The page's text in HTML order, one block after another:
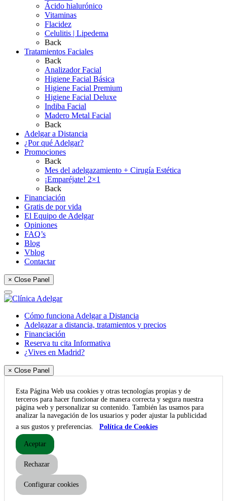
Ácido hialurónico
Vitaminas
Flacidez
Celulitis | Lipedema
Back
Tratamientos Faciales
Back
Analizador Facial
Higiene Facial Básica
Higiene Facial Premium
Higiene Facial Deluxe
Indiba Facial
Madero Metal Facial
Back
Adelgar a Distancia
¿Por qué Adelgar?
Promociones
Back
Mes del adelgazamiento + Cirugía Estética
¡Emparéjate! 2×1
Back
Financiación
Gratis de por vida
El Equipo de Adelgar
Opiniones
FAQ’s
Blog
Vblog
Contactar
× Close Panel
Cómo funciona Adelgar a Distancia
Adelgazar a distancia, tratamientos y precios
Financiación
Reserva tu cita Informativa
¿Vives en Madrid?
× Close Panel
Esta Página Web usa cookies y otras tecnologías propias y de
terceros para hacer funcionar de manera correcta y segura nuestra
página web y personalizar su contenido. También las usamos para
analizar la navegación de los usuarios y poder ajustar la publicidad
a sus gustos y preferencias.
Política de Cookies
Aceptar
Rechazar
Configurar cookies